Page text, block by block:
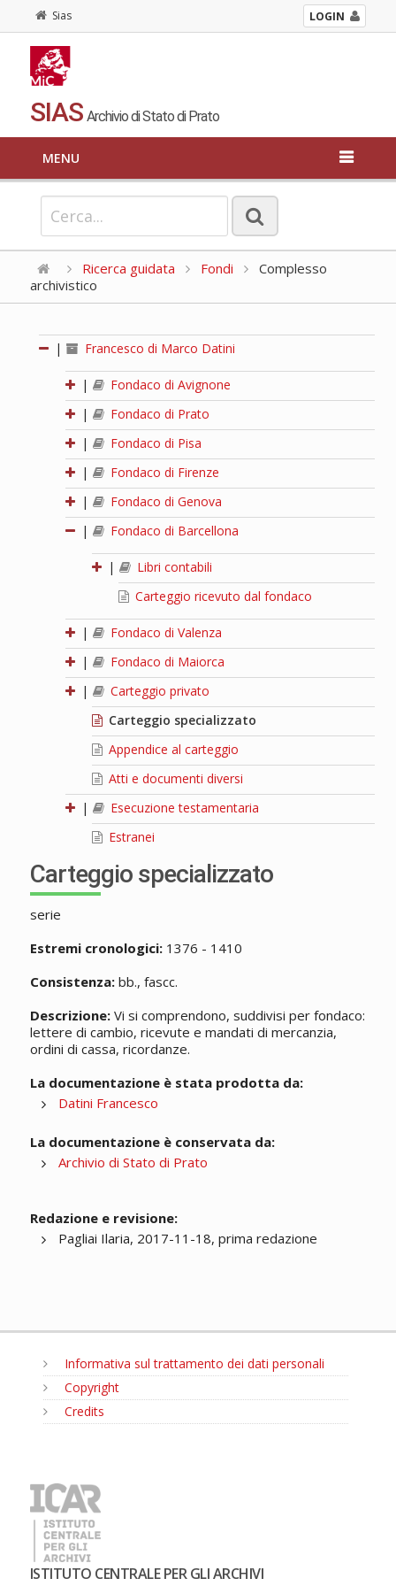
Sias LOGIN
SIAS Archivio di Stato di Prato
MENU
Ricerca guidata Fondi
Complesso
archivistico
| Francesco di Marco Datini
|
Fondaco di Avignone
|
Fondaco di Prato
|
Fondaco di Pisa
|
Fondaco di Firenze
|
Fondaco di Genova
|
Fondaco di Barcellona
|
Libri contabili
Carteggio ricevuto dal fondaco
|
Fondaco di Valenza
|
Fondaco di Maiorca
|
Carteggio privato
Carteggio specializzato
Appendice al carteggio
Atti e documenti diversi
|
Esecuzione testamentaria
Estranei
Carteggio specializzato
serie
Estremi cronologici:1376 - 1410
Consistenza:bb., fascc.
Descrizione:Vi si comprendono, suddivisi per fondaco:
lettere di cambio, ricevute e mandati di mercanzia,
ordini di cassa, ricordanze.
La documentazione è stata prodotta da:
Datini Francesco
La documentazione è conservata da:
Archivio di Stato di Prato
Redazione e revisione:
Pagliai Ilaria, 2017-11-18, prima redazione
Informativa sul trattamento dei dati personali
Copyright
Credits
ISTITUTO CENTRALE PER GLI ARCHIVI